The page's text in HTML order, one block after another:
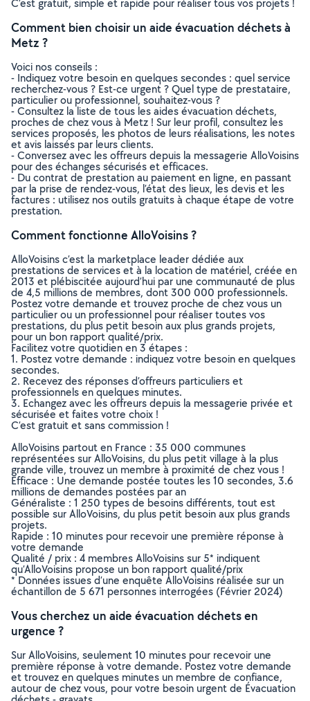
C’est gratuit, simple et rapide pour réaliser tous vos projets !
Comment bien choisir un aide évacuation déchets à
Metz ?
Voici nos conseils :
- Indiquez votre besoin en quelques secondes : quel service
recherchez-vous ? Est-ce urgent ? Quel type de prestataire,
particulier ou professionnel, souhaitez-vous ?
- Consultez la liste de tous les aides évacuation déchets,
proches de chez vous à Metz ! Sur leur profil, consultez les
services proposés, les photos de leurs réalisations, les notes
et avis laissés par leurs clients.
- Conversez avec les offreurs depuis la messagerie AlloVoisins
pour des échanges sécurisés et efficaces.
- Du contrat de prestation au paiement en ligne, en passant
par la prise de rendez-vous, l’état des lieux, les devis et les
factures : utilisez nos outils gratuits à chaque étape de votre
prestation.
Comment fonctionne AlloVoisins ?
AlloVoisins c’est la marketplace leader dédiée aux
prestations de services et à la location de matériel, créée en
2013 et plébiscitée aujourd’hui par une communauté de plus
de 4,5 millions de membres, dont 300 000 professionnels.
Postez votre demande et trouvez proche de chez vous un
particulier ou un professionnel pour réaliser toutes vos
prestations, du plus petit besoin aux plus grands projets,
pour un bon rapport qualité/prix.
Facilitez votre quotidien en 3 étapes :
1. Postez votre demande : indiquez votre besoin en quelques
secondes.
2. Recevez des réponses d’offreurs particuliers et
professionnels en quelques minutes.
3. Echangez avec les offreurs depuis la messagerie privée et
sécurisée et faites votre choix !
C’est gratuit et sans commission !
AlloVoisins partout en France : 35 000 communes
représentées sur AlloVoisins, du plus petit village à la plus
grande ville, trouvez un membre à proximité de chez vous !
Efficace : Une demande postée toutes les 10 secondes, 3.6
millions de demandes postées par an
Généraliste : 1 250 types de besoins différents, tout est
possible sur AlloVoisins, du plus petit besoin aux plus grands
projets.
Rapide : 10 minutes pour recevoir une première réponse à
votre demande
Qualité / prix : 4 membres AlloVoisins sur 5* indiquent
qu’AlloVoisins propose un bon rapport qualité/prix
* Données issues d’une enquête AlloVoisins réalisée sur un
échantillon de 5 671 personnes interrogées (Février 2024)
Vous cherchez un aide évacuation déchets en
urgence ?
Sur AlloVoisins, seulement 10 minutes pour recevoir une
première réponse à votre demande. Postez votre demande
et trouvez en quelques minutes un membre de confiance,
autour de chez vous, pour votre besoin urgent de Évacuation